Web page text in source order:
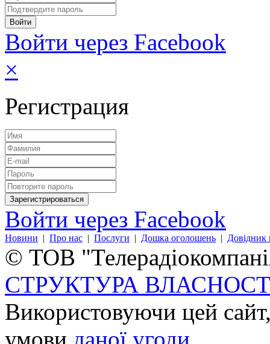
Войти через Facebook
×
Регистрация
Войти через Facebook
Новини | Про нас | Послуги | Дошка оголошень | Довідник
© ТОВ
СТРУКТУРА
Використовуючи цей